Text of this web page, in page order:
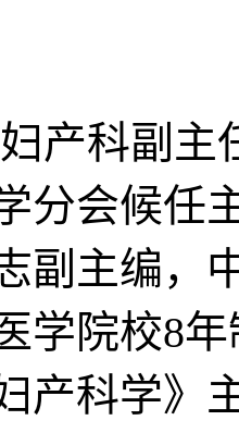
产科副主
分会候任
副主编，
院校8年
产科学》